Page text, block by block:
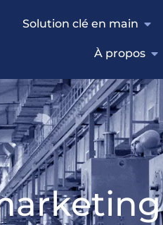
Solution clé en main
À propos